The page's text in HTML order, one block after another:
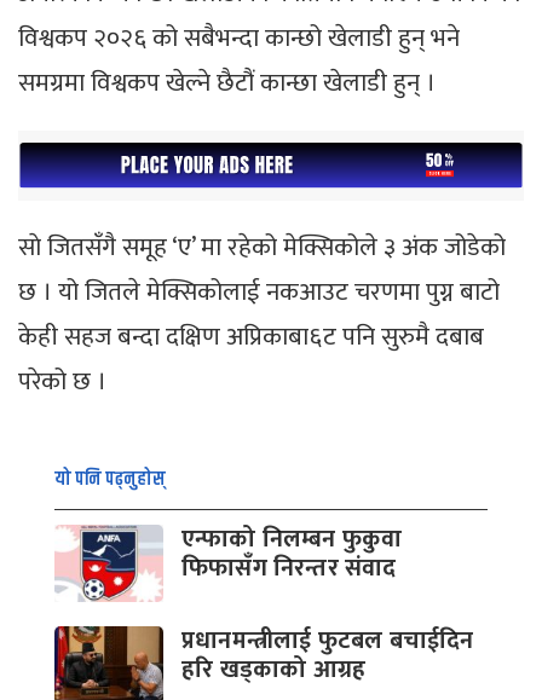
विश्वकप २०२६ को सबैभन्दा कान्छो खेलाडी हुन् भने
समग्रमा विश्वकप खेल्ने छैटौं कान्छा खेलाडी हुन् ।
साे जितसँगै समूह ‘ए’ मा रहेको मेक्सिकोले ३ अंक जोडेको
छ । यो जितले मेक्सिकोलाई नकआउट चरणमा पुग्न बाटो
केही सहज बन्दा दक्षिण अप्रिकाबा६ट पनि सुरुमै दबाब
परेको छ ।
यो पनि पढ्नुहोस्
एन्फाको निलम्बन फुकुवा
फिफासँग निरन्तर संवाद
प्रधानमन्त्रीलाई फुटबल बचाईदिन
हरि खड्काको आग्रह